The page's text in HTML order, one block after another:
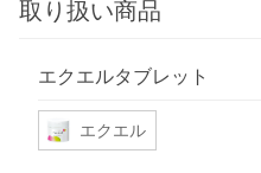
取り扱い商品
エクエルタブレット
エクエル